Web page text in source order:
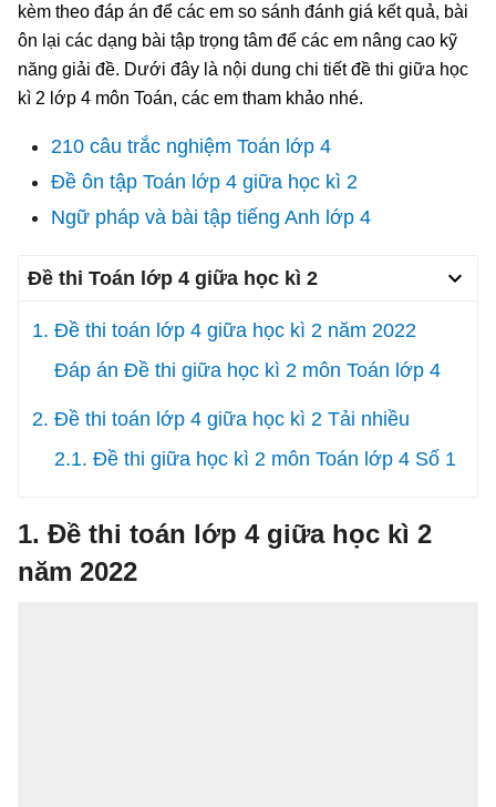
kèm theo đáp án để các em so sánh đánh giá kết quả, bài
ôn lại các dạng bài tập trọng tâm để các em nâng cao kỹ
năng giải đề. Dưới đây là nội dung chi tiết đề thi giữa học
kì 2 lớp 4 môn Toán, các em tham khảo nhé.
210 câu trắc nghiệm Toán lớp 4
Đề ôn tập Toán lớp 4 giữa học kì 2
Ngữ pháp và bài tập tiếng Anh lớp 4
Đề thi Toán lớp 4 giữa học kì 2
1. Đề thi toán lớp 4 giữa học kì 2 năm 2022
Đáp án Đề thi giữa học kì 2 môn Toán lớp 4
2. Đề thi toán lớp 4 giữa học kì 2 Tải nhiều
2.1. Đề thi giữa học kì 2 môn Toán lớp 4 Số 1
1. Đề thi toán lớp 4 giữa học kì 2
năm 2022